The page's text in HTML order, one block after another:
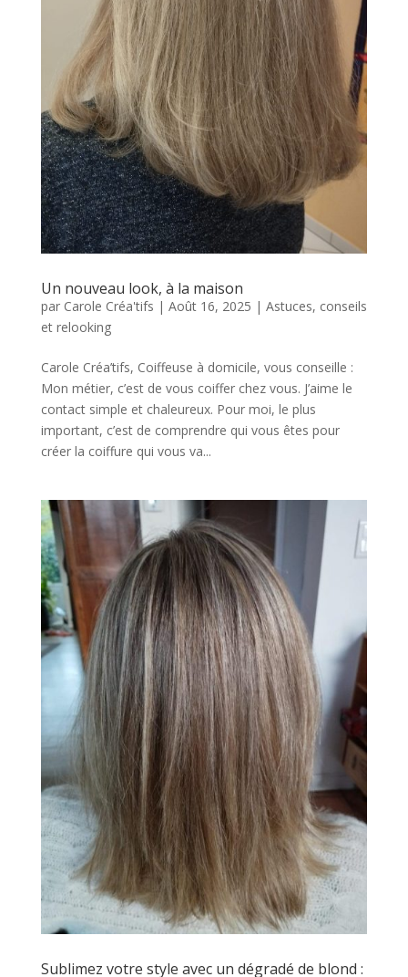
Un nouveau look, à la maison
par Carole Créa'tifs | Août 16, 2025 | Astuces, conseils
et relooking
Carole Créa’tifs, Coiffeuse à domicile, vous conseille :
Mon métier, c’est de vous coiffer chez vous. J’aime le
contact simple et chaleureux. Pour moi, le plus
important, c’est de comprendre qui vous êtes pour
créer la coiffure qui vous va...
Sublimez votre style avec un dégradé de blond :